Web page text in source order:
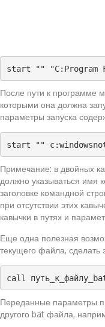
start "" "C:Program
После пути к программе
которыми она должна
параметры запуска
start ""
Примечание: в двойных
должно указываться имя
заголовке командной
при отсутствии этих
кавычки в путях и
Еще одна полезная
текущего файла,
call
Переданные параметры
другого bat файла,